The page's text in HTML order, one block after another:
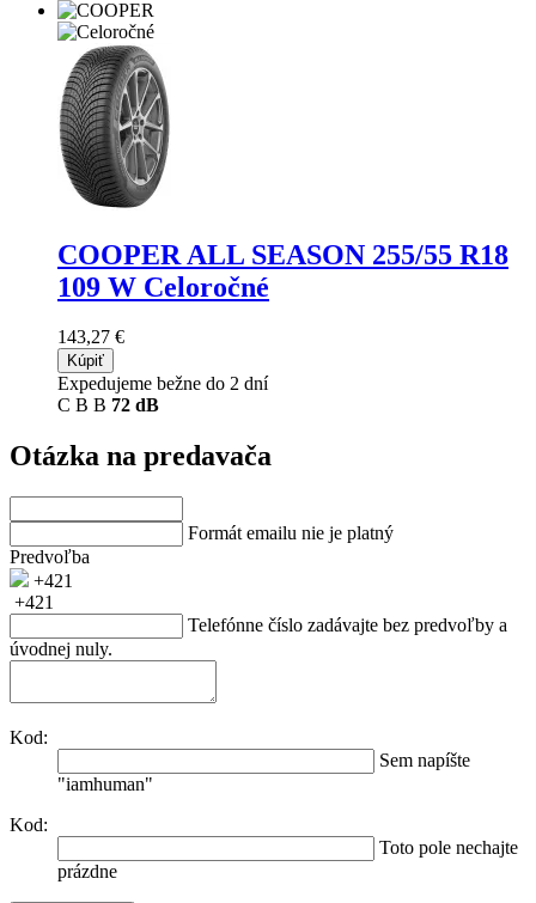
COOPER ALL SEASON 255/55 R18
109 W Celoročné
143,27 €
Kúpiť
Expedujeme bežne do 2 dní
C B B 72 dB
Otázka na predavača
Formát emailu nie je platný
Predvoľba
+421
+421
Telefónne číslo zadávajte bez predvoľby a
úvodnej nuly.
Kod:
Sem napíšte
"iamhuman"
Kod:
Toto pole nechajte
prázdne